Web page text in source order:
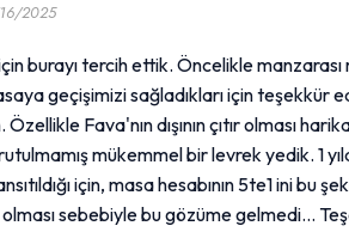
2025
burayı tercih ettik. Öncelikle
geçişimizi sağladıkları için
Fava'nın dışının çıtır olması
mükemmel bir levrek yedik. 1
için, masa hesabının 5te1 ini
sebebiyle bu gözüme gelmedi...